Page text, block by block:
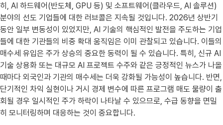
히, AI 하드웨어(반도체, GPU 등) 및 소프트웨어(클라우드, AI 솔루션)
분야의 선도 기업들에 대한 러브콜은 지속될 것입니다. 2026년 상반기
동안 일부 변동성이 있었지만, AI 기술의 핵심적인 발전을 주도하는 기업
들에 대한 기관들의 비중 확대 움직임은 이미 관찰되고 있습니다. 이들의
매수세 유입은 주가 상승의 중요한 동력이 될 수 있습니다. 특히, 신규 AI
기술 상용화 또는 대규모 AI 프로젝트 수주와 같은 긍정적인 뉴스가 나올
때마다 외국인과 기관의 매수세는 더욱 강화될 가능성이 높습니다. 반면,
단기적인 차익 실현이나 거시 경제 변수에 따른 프로그램 매도 물량이 출
회될 경우 일시적인 주가 하락이 나타날 수 있으므로, 수급 동향을 면밀
히 모니터링하며 대응하는 것이 중요합니다.